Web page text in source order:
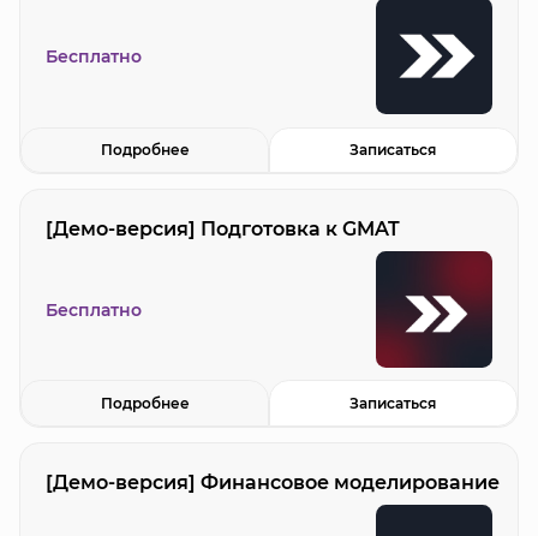
Бесплатно
Подробнее Записаться
[Демо-версия] Подготовка к GMAT
Бесплатно
Подробнее Записаться
[Демо-версия] Финансовое моделирование